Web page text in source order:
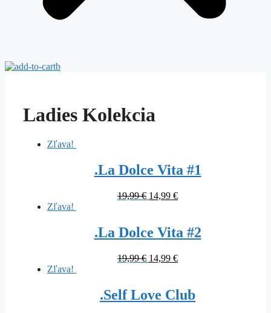
Ladies Kolekcia
Zľava!
.La Dolce Vita #1
19,99€ Original
19,99 €.
14,99 €Current
14,99 €.
Zľava!
.La Dolce Vita #2
19,99€ Original
19,99 €.
14,99 €Current
14,99 €.
Zľava!
.Self Love Club